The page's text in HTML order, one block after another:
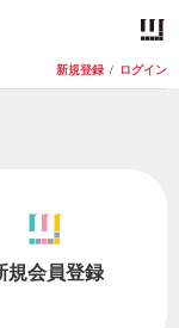
新規登録 / ログイン
規会員登録